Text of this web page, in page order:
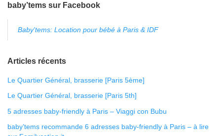
baby’tems sur Facebook
Baby'tems: Location pour bébé à Paris & IDF
Articles récents
Le Quartier Général, brasserie [Paris 5ème]
Le Quartier Général, brasserie [Paris 5th]
5 adresses baby-friendly à Paris – Viaggi con Bubu
baby’tems recommande 6 adresses baby-friendly à Paris – à lire